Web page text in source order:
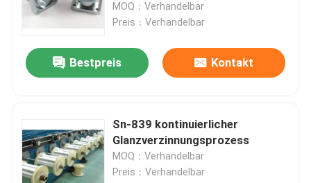
MOQ：Verhandelbar
Preis：Verhandelbar
Bestpreis Kontakt
Sn-839 kontinuierlicher
Glanzverzinnungsprozess
MOQ：Verhandelbar
Preis：Verhandelbar